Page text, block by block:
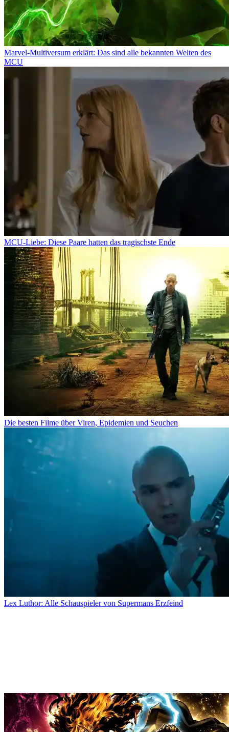
Marvel-Multiversum erklärt: Das sind alle bekannten Welten des
MCU
MCU-Liebe: Diese Paare hatten das tragischste Ende
Die besten Filme über Viren, Epidemien und Seuchen
Lex Luthor: Alle Schauspieler von Supermans Erzfeind